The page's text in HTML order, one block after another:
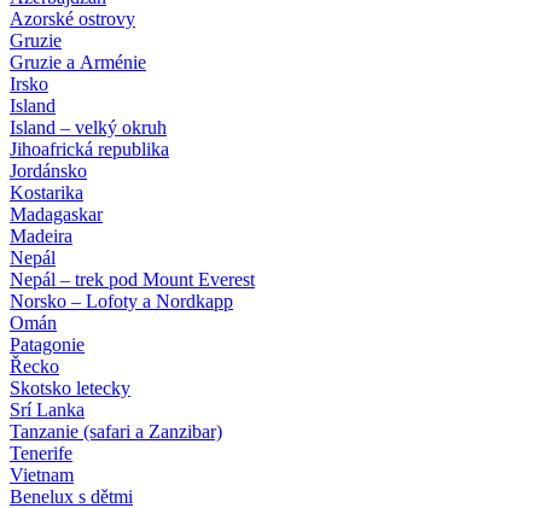
Azorské ostrovy
Gruzie
Gruzie a Arménie
Irsko
Island
Island – velký okruh
Jihoafrická republika
Jordánsko
Kostarika
Madagaskar
Madeira
Nepál
Nepál – trek pod Mount Everest
Norsko – Lofoty a Nordkapp
Omán
Patagonie
Řecko
Skotsko letecky
Srí Lanka
Tanzanie (safari a Zanzibar)
Tenerife
Vietnam
Benelux s dětmi